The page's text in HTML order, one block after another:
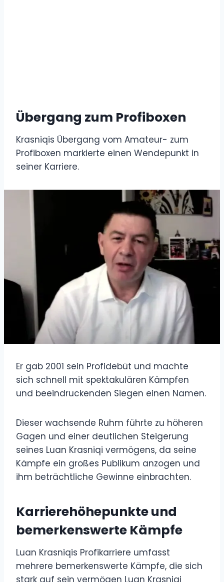
Übergang zum Profiboxen
Krasniqis Übergang vom Amateur- zum
Profiboxen markierte einen Wendepunkt in
seiner Karriere.
Er gab 2001 sein Profidebüt und machte
sich schnell mit spektakulären Kämpfen
und beeindruckenden Siegen einen Namen.
Dieser wachsende Ruhm führte zu höheren
Gagen und einer deutlichen Steigerung
seines Luan Krasniqi vermögens, da seine
Kämpfe ein großes Publikum anzogen und
ihm beträchtliche Gewinne einbrachten.
Karrierehöhepunkte und
bemerkenswerte Kämpfe
Luan Krasniqis Profikarriere umfasst
mehrere bemerkenswerte Kämpfe, die sich
stark auf sein vermögen Luan Krasniqi